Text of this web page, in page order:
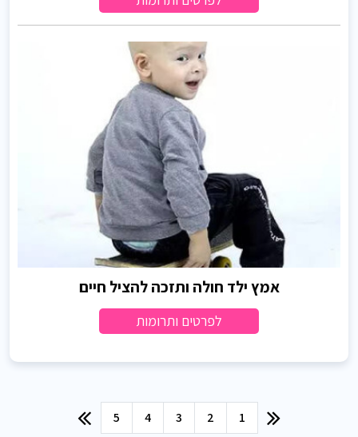
אמץ ילד חולה ותזכה להציל חיים
לפרטים ותרומות
1
2
3
4
5